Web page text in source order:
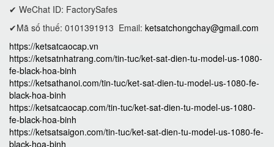
✔ WeChat ID: FactorySafes
✔Mã số thuế: 0101391913 Email: ketsatchongchay@gmail.com
https://ketsatcaocap.vn
https://ketsatnhatrang.com/tin-tuc/ket-sat-dien-tu-model-us-1080-
fe-black-hoa-binh
https://ketsathanoi.com/tin-tuc/ket-sat-dien-tu-model-us-1080-fe-
black-hoa-binh
https://ketsatcaocap.com/tin-tuc/ket-sat-dien-tu-model-us-1080-
fe-black-hoa-binh
https://ketsatsaigon.com/tin-tuc/ket-sat-dien-tu-model-us-1080-fe-
black-hoa-binh